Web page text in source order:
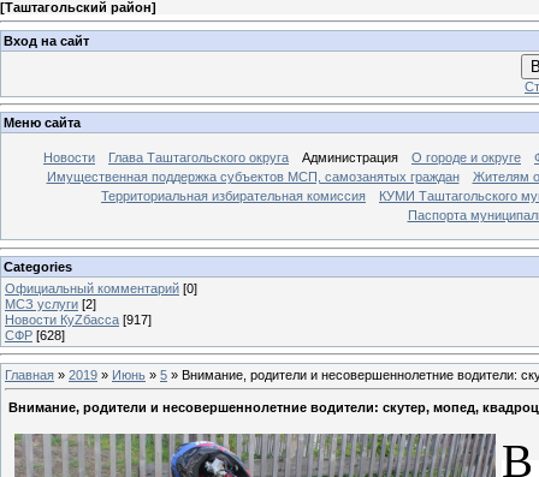
[Таштагольский район]
Вход на сайт
Меню сайта
Новости Глава Таштагольского округа Администрация О городе и округе
Имущественная поддержка субъектов МСП, самозанятых граждан
Жителям
Территориальная избирательная комиссия
КУМИ Таштагольского
Паспорта
Categories
Официальный комментарий [0]
МСЗ услуги [2]
Новости КуZбасса [917]
СФР [628]
Главная » 2019 » Июнь » 5 » Внимание, родители и несовершеннолетние водители:
Внимание, родители и несовершеннолетние водители: скутер, мопед,